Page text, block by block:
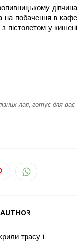
дівчина
на побачення в кафе
з пістолетом у кишені
лап, готує для вас
трасу і